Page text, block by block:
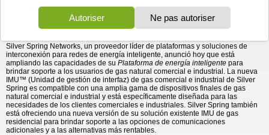
La nueva IMU™ de gas comercial e industrial de Silver Spring permite
comunicaciones seguras de dos vías con los clientes comerciales e
Silver Spring Networks, un proveedor líder de plataformas y soluciones de
interconexión para redes de energía inteligente, anunció hoy que está
ampliando las capacidades de su Plataforma de energía inteligente para
brindar soporte a los usuarios de gas natural comercial e industrial. La nueva
IMU™ (Unidad de gestión de interfaz) de gas comercial e industrial de Silver
Spring es compatible con una amplia gama de dispositivos finales de gas
natural comercial e industrial y está específicamente diseñada para las
necesidades de los clientes comerciales e industriales. Silver Spring también
está ofreciendo una nueva versión de su solución existente IMU de gas
residencial para brindar soporte a las opciones de comunicaciones
adicionales y a las alternativas más rentables.